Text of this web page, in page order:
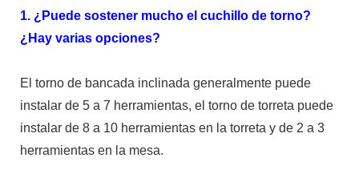
1. ¿Puede sostener mucho el cuchillo de torno?
¿Hay varias opciones?
El torno de bancada inclinada generalmente puede
instalar de 5 a 7 herramientas, el torno de torreta puede
instalar de 8 a 10 herramientas en la torreta y de 2 a 3
herramientas en la mesa.